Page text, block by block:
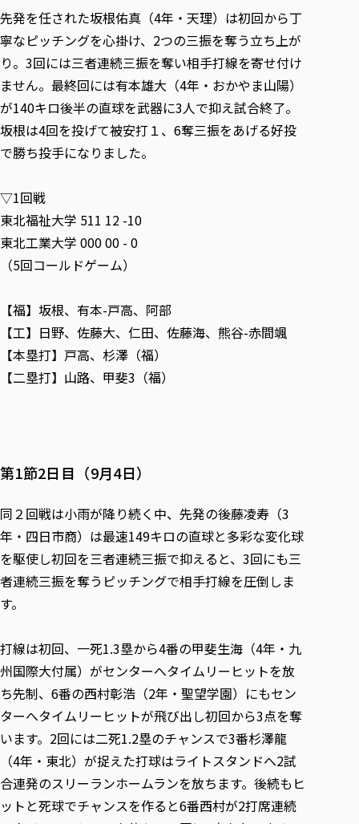
宿舎の紹介
学生生活サポート
学生自主活動支援
社会人学生の育児支援（一時預かり）
学生総合補償制度
スポーツ傷害保険
先発を任された坂根佑真（4年・天理）は初回から丁
寧なピッチングを心掛け、2つの三振を奪う立ち上が
り。3回には三者連続三振を奪い相手打線を寄せ付け
ません。最終回には有本雄大（4年・おかやま山陽）
が140キロ後半の直球を武器に3人で抑え試合終了。
坂根は4回を投げて被安打１、6奪三振をあげる好投
で勝ち投手になりました。
▽1回戦
東北福祉大学 511 12 -10
東北工業大学 000 00 - 0
（5回コールドゲーム）
【福】坂根、有本-戸高、阿部
【工】日野、佐藤大、仁田、佐藤海、熊谷-赤間颯
【本塁打】戸高、杉澤（福）
【二塁打】山路、甲斐3（福）
第1節2日目（9月4日）
同２回戦は小雨が降り続く中、先発の後藤凌寿（3
年・四日市商）は最速149キロの直球と多彩な変化球
を駆使し初回を三者連続三振で抑えると、3回にも三
者連続三振を奪うピッチングで相手打線を圧倒しま
す。
打線は初回、一死1.3塁から4番の甲斐生海（4年・九
州国際大付属）がセンターへタイムリーヒットを放
ち先制、6番の西村彰浩（2年・聖望学園）にもセン
ターへタイムリーヒットが飛び出し初回から3点を奪
います。2回には二死1.2塁のチャンスで3番杉澤龍
（4年・東北）が捉えた打球はライトスタンドへ2試
合連発のスリーランホームランを放ちます。後続もヒ
ットと死球でチャンスを作ると6番西村が2打席連続